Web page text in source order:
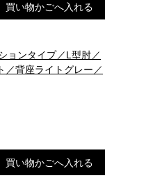
買い物かごへ入れる
ョンタイプ／L型肘／
／背座ライトグレー／
買い物かごへ入れる